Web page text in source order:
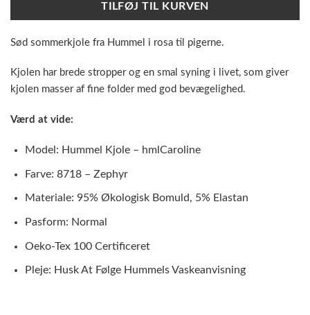
TILFØJ TIL KURVEN
Sød sommerkjole fra Hummel i rosa til pigerne.
Kjolen har brede stropper og en smal syning i livet, som giver
kjolen masser af fine folder med god bevægelighed.
Værd at vide:
Model: Hummel Kjole – hmlCaroline
Farve: 8718 – Zephyr
Materiale: 95% Økologisk Bomuld, 5% Elastan
Pasform: Normal
Oeko-Tex 100 Certificeret
Pleje: Husk At Følge Hummels Vaskeanvisning